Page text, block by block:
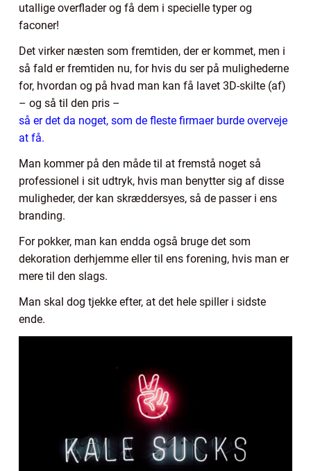
utallige overflader og få dem i specielle typer og
faconer!
Det virker næsten som fremtiden, der er kommet, men i
så fald er fremtiden nu, for hvis du ser på mulighederne
for, hvordan og på hvad man kan få lavet 3D-skilte (af)
– og så til den pris –
så er det da noget, som de fleste firmaer burde overveje
at få.
Man kommer på den måde til at fremstå noget så
professionel i sit udtryk, hvis man benytter sig af disse
muligheder, der kan skræddersyes, så de passer i ens
branding.
For pokker, man kan endda også bruge det som
dekoration derhjemme eller til ens forening, hvis man er
mere til den slags.
Man skal dog tjekke efter, at det hele spiller i sidste
ende.